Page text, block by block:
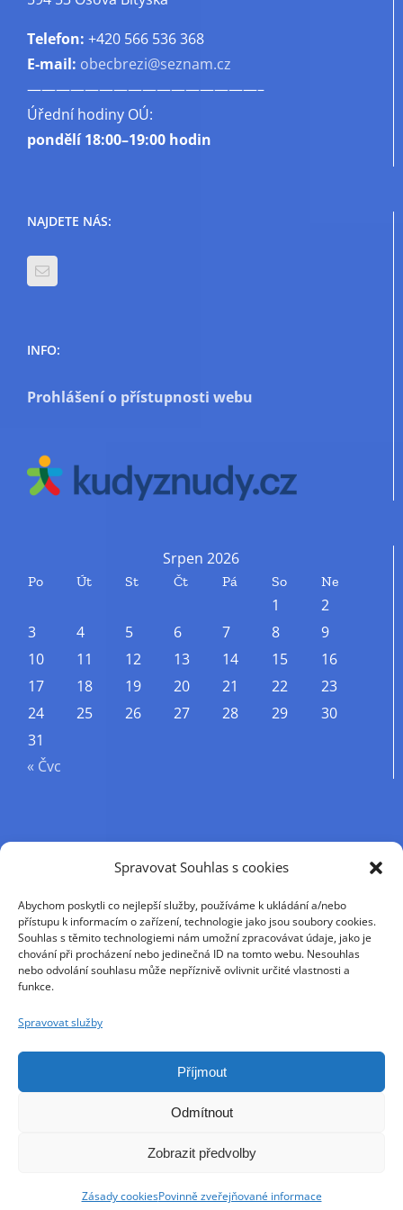
Spravovat Souhlas s cookies
Abychom poskytli co nejlepší služby, používáme k ukládání a/nebo
přístupu k informacím o zařízení, technologie jako jsou soubory cookies.
Souhlas s těmito technologiemi nám umožní zpracovávat údaje, jako je
chování při procházení nebo jedinečná ID na tomto webu. Nesouhlas
nebo odvolání souhlasu může nepříznivě ovlivnit určité vlastnosti a
funkce.
Spravovat služby
Příjmout
Odmítnout
Zobrazit předvolby
Zásady cookiesPovinně zveřejňované informace
Telefon: +420 566 536 368
E-mail: obecbrezi@seznam.cz
————————————————–
Úřední hodiny OÚ:
pondělí18:00–19:00 hodin
NAJDETE NÁS:
INFO:
Prohlášení o přístupnosti webu
Srpen 2026
Po Út St Čt Pá So Ne
1
2
3
4 5 6 7 8
9
10
11 12 13 14 15
16
17
18 19 20 21 22
23
24
25 26 27 28 29
30
31
« Čvc
Příjmení
Křestní jméno
E-mail
Pokračováním přijímáte zásady ochrany osobních
Copyright jnn 2021 - 2025 | All Rights Reserved